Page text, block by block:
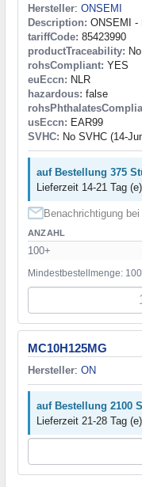
Hersteller: ONSEMI
Description: ONSEMI -
tariffCode: 85423990
productTraceability: No
rohsCompliant: YES
euEccn: NLR
hazardous: false
usEccn: EAR99
SVHC: No SVHC (14-
auf Bestellung 375
Lieferzeit 14-21 Tag (e)
Benachrichtigung
ANZAHL
100+
Mindestbestellmenge:
MC10H125MG
Hersteller: ON
auf Bestellung 2100
Lieferzeit 21-28 Tag (e)